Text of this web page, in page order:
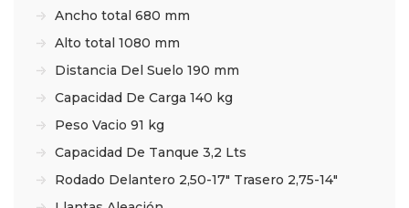
Ancho total 680 mm
Alto total 1080 mm
Distancia Del Suelo 190 mm
Capacidad De Carga 140 kg
Peso Vacio 91 kg
Capacidad De Tanque 3,2 Lts
Rodado Delantero 2,50-17″ Trasero 2,75-14″